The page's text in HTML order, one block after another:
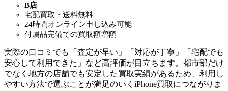
B店
宅配買取・送料無料
24時間オンライン申し込み可能
付属品完備での買取額増額
実際の口コミでも「査定が早い」「対応が丁寧」「宅配でも
安心して利用できた」など高評価が目立ちます。都市部だけ
でなく地方の店舗でも安定した買取実績があるため、利用し
やすい方法で選ぶことが満足のいくiPhone買取につながりま